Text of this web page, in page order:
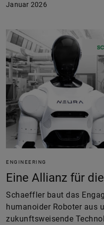
Januar 2026
ENGINEERING
Eine Allianz für
Schaeffler baut das
humanoider Roboter aus
zukunftsweisende